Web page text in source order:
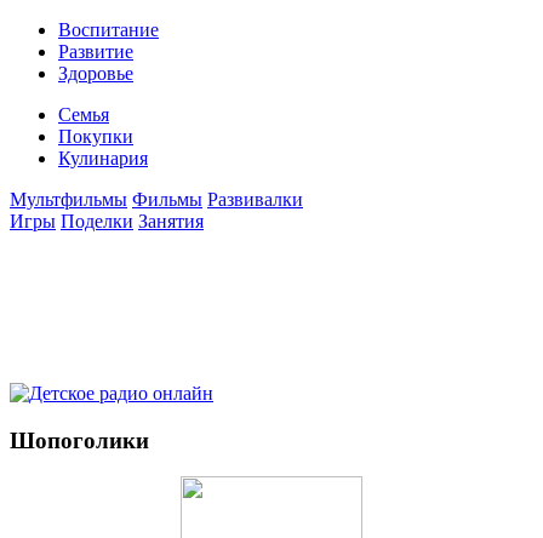
Воспитание
Развитие
Здоровье
Семья
Покупки
Кулинария
Мультфильмы Фильмы Развивалки
Игры Поделки Занятия
Шопоголики